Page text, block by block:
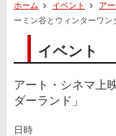
ホーム イベント ア
ーミン谷とウィンターワン
イベント
アート・シネマ上
ダーランド」
日時